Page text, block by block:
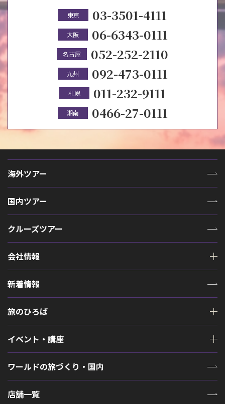
東京 03-3501-4111
大阪 06-6343-0111
名古屋 052-252-2110
九州 092-473-0111
札幌 011-232-9111
湘南 0466-27-0111
海外ツアー
国内ツアー
クルーズツアー
会社情報
新着情報
旅のひろば
イベント・講座
ワールドの旅づくり・国内
店舗一覧